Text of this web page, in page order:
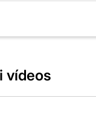
vídeos